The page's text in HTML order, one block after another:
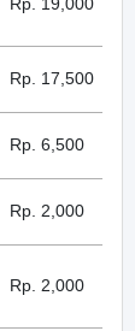
Rp. 17,500
Rp. 6,500
Rp. 2,000
Rp. 2,000